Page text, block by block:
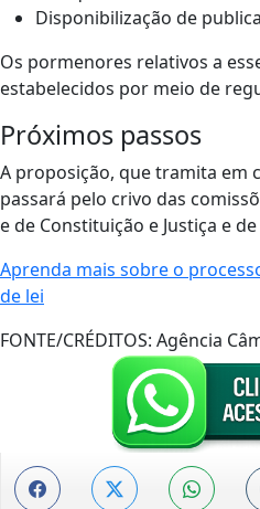
Disponibilização de
Os pormenores relativos a
estabelecidos por meio de
Próximos passos
A proposição, que tramita em
passará pelo crivo das
e de Constituição e Justiça e
Aprenda mais sobre o
de lei
FONTE/CRÉDITOS: Agência